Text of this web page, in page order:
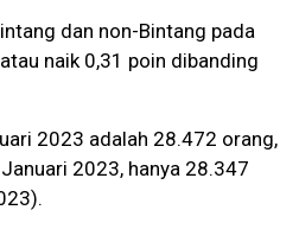
dan non-Bintang pada
naik 0,31 poin dibanding
2023 adalah 28.472 orang,
2023, hanya 28.347